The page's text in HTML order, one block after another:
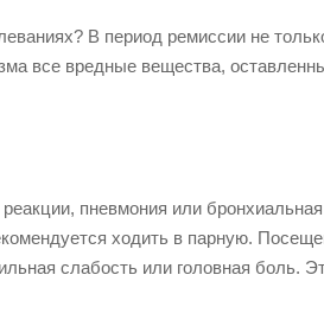
В период ремиссии не
все вредные вещества,
пневмония или
ходить в парную.
слабость или головная боль.